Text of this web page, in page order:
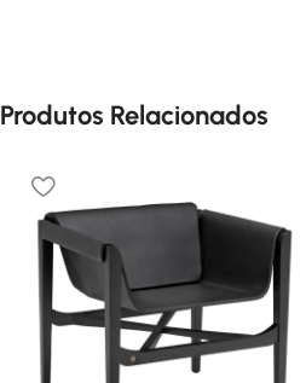
Produtos Relacionados